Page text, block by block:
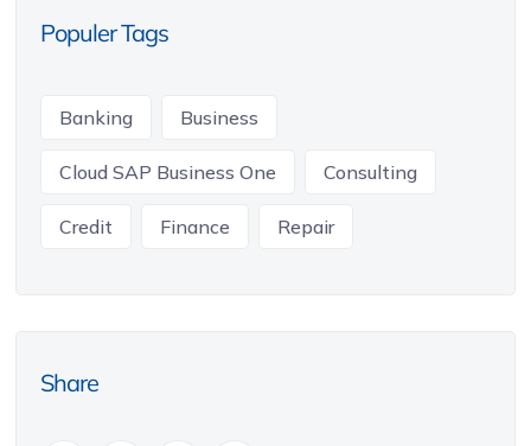
Populer Tags
Banking Business
Cloud SAP Business One Consulting
Credit Finance Repair
Share